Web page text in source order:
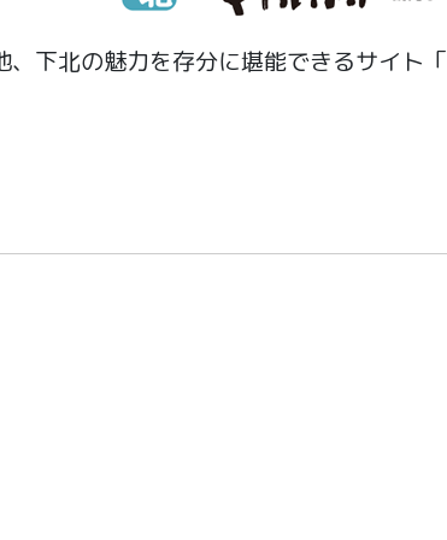
、下北の魅力を存分に堪能できるサイト「